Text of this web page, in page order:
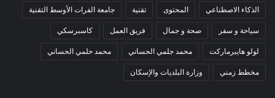
الذكاء الاصطناعي المحتوى تقنية جامعة الفرات الأوسط التقنية
سياحة و سفر صحة و جمال فريق العمل كاسبرسكي
لولو هايبرماركت محمد جلمي الحساني محمد حلمي الحساني
مخطط زمني وزارة البلديات والإسكان